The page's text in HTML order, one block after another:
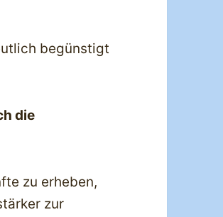
begünstigt
die
zu erheben,
zur